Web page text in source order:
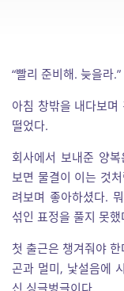
“빨리 준비해. 늦을라.”
아침 창밖을 내다보
떨었다.
회사에서 보내준 양
보면 물결이 이는 것
려보며 좋아하셨다.
섞인 표정을 풀지 못했
첫 출근은 챙겨줘야
곤과 멀미, 낯설음에